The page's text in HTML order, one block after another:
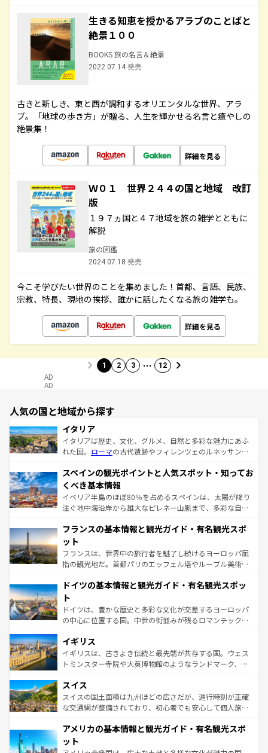
生きる知恵を授かるアラブのことばと
絶景１００
BOOKS 旅の名言＆絶景
2022.07.14 発売
古きと新しき、東と西が調和するオリエンタルな世界、アラ
ブ。「地球の歩き方」が贈る、人生を輝かせる名言と癒やしの
絶景集！
詳細を見る
Ｗ０１ 世界２４４の国と地域 改訂
版
１９７ヵ国と４７地域を旅の雑学とともに
解説
旅の図鑑
2024.07.18 発売
今こそ学びたい世界のことを集めました！首都、言語、民族、
宗教、特長、現地の挨拶、誰かに話したくなる旅の雑学も。
詳細を見る
1 2 3 … 12
AD
AD
人気の国と地域から探す
イタリア
イタリアは歴史、文化、グルメ、自然と多彩な魅力にあふ
れた国。 ローマの古代遺跡やフィレンツェのルネッサンス
ろん、トスカーナの美しい田園風景やアマルフィ海岸の絶
景など、自然景観も見逃せない。観光の合間には、本場の
ピザやパスタなど、絶品のイタリア料理を堪能することも
できる。朝目覚めてから夜眠るまで、すべての瞬間を楽し
なお、新着のイタリア情報はコンテンツ一覧を参照してほ
しい。
スペインの観光ポイントと人気スポット・知ってお
くべき基本情報
イベリア半島のほぼ80％を占めるスペインは、太陽が降り
注ぐ地中海沿岸から雄大なピレネー山脈まで、多彩な自然
文化が根付くこの国では、情熱的なフラメンコ、熱気あふ
れる闘牛、そして美味しいタパスが生活の一部となってい
る。首都マドリードの洗練された雰囲気や、バルセロナの
アートに溢れた街角から、地方では古代ローマ遺跡や中世
せる。地方によって風土や気候が異なるスペインはその個
ンテンツ一覧 を参照してほしい。
フランスの基本情報と観光ガイド・有名観光スポ
ット
フランスは、世界中の旅行者を魅了し続けるヨーロッパ屈
指の観光地だ。首都パリのエッフェル塔やルーブル美術館
で、幅広い魅力が詰まっている。華麗な宮殿、歴史的な大
聖堂、美しいビーチ、そして豊かな自然が、訪れる者を心
から魅了する。また、フランスは美食の国としても知ら
れ、フランス料理はユネスコ無形文化遺産にも登録されて
香り高いラベンダー畑など、多彩な楽しみ方が可能だ。さ
らに、パリ以外の地域にも魅力が溢れており、どの街角に
も豊かな歴史と文化が息づいている。パリ以外の個性あふ
を参照してほしい。
ドイツの基本情報と観光ガイド・有名観光スポッ
ト
ドイツは、豊かな歴史と多彩な文化が交差するヨーロッパ
の中心に位置する国。中世の街並みが残るロマンチック街
顔を持つこの国は、どこを歩いても飽きることがない。ベ
ルリンの文化的活気、バイエルン州のアルプスの絶景、そ
してライン川沿いのワイン畑といった風景は必見。ビール
は、お酒好きな人にはぜひ体験してほしい。 なお、新着の
ドイツ情報はコンテンツ一覧を参照してほしい。
イギリス
イギリスは、古きよき伝統と最先端が共存する国。ウェス
トミンスター寺院や大英博物館のようなランドマーク、歴
リアごとに異なる魅力がある。また、優雅なアフタヌーン
ティー、ビール好きにはたまらない英国パブ、サッカー観
戦など、本場だからこそできる体験も豊富。イギリスを旅
ンツ一覧を参照してほしい。
スイス
スイスの国土面積は九州ほどの広さだが、運行時刻が正確
な交通網が整備されており、初心者でも安心して個人旅行
の建物がそのまま残る町や、スイスならではのユニークな
博物館もあり、アルプス観光だけでなく町歩きも満喫する
ことができる。国民の所得が高いため物価も高いが、旅行
アメリカの基本情報と観光ガイド・有名観光スポ
ット